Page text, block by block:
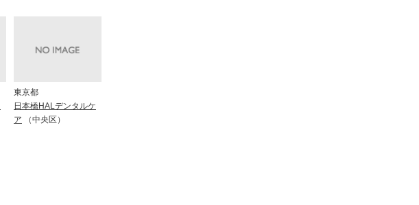
東京都
日本橋HALデンタルケ
ア
（中央区）